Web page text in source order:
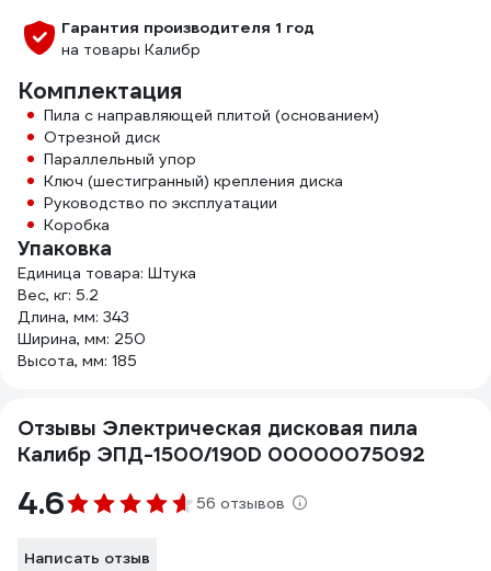
Гарантия производителя 1 год
на товары Калибр
Комплектация
Пила с направляющей плитой (основанием)
Отрезной диск
Параллельный упор
Ключ (шестигранный) крепления диска
Руководство по эксплуатации
Коробка
Упаковка
Единица товара: Штука
Вес, кг: 5.2
Длина, мм: 343
Ширина, мм: 250
Высота, мм: 185
Отзывы Электрическая дисковая пила
Калибр ЭПД-1500/190D 00000075092
4.6 56 отзывов
Написать отзыв